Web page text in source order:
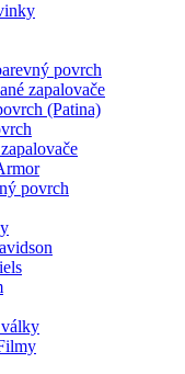
povrch
zapalovače
(Patina)
povrch